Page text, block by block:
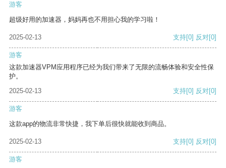
游客
超级好用的加速器，妈妈再也不用担心我的学习啦！
2025-02-13 支持[0] 反对[0]
游客
这款加速器VPM应用程序已经为我们带来了无限的流畅体验和安全性保
护。
2025-02-13
支持[0] 反对[0]
游客
这款app的物流非常快捷，我下单后很快就能收到商品。
2025-02-13 支持[0] 反对[0]
游客